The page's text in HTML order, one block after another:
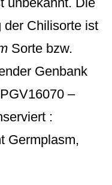
der Chilisorte ist
Sorte bzw.
Genbank
–
:
Germplasm,